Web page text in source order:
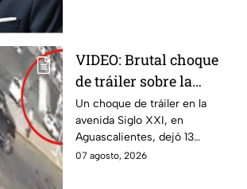
VIDEO: Brutal choque
de tráiler sobre la
avenida Siglo XXI en
Aguascalientes deja
varios heridos y
destrozos
Un choque de tráiler en la
avenida Siglo XXI, en
Aguascalientes, dejó 13
heridos y varios vehículos
07 agosto, 2026